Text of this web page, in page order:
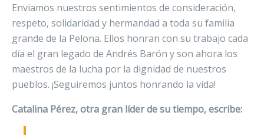
Enviamos nuestros sentimientos de consideración,
respeto, solidaridad y hermandad a toda su familia
grande de la Pelona. Ellos honran con su trabajo cada
día el gran legado de Andrés Barón y son ahora los
maestros de la lucha por la dignidad de nuestros
pueblos. ¡Seguiremos juntos honrando la vida!
Catalina Pérez, otra gran líder de su tiempo, escribe: